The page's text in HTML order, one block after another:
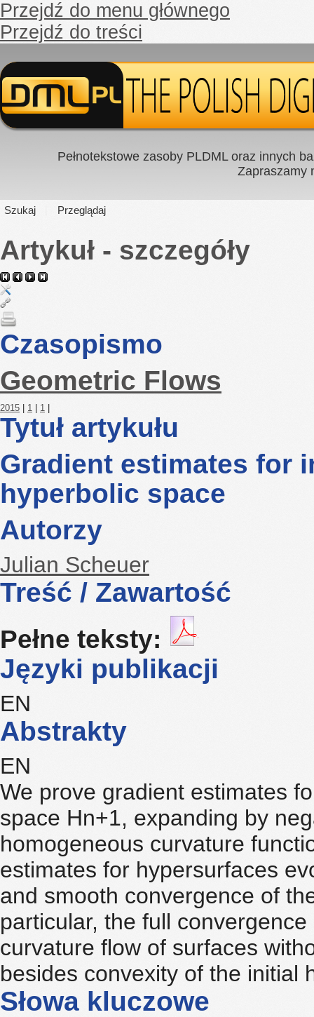
Przejdź do menu głównego
Przejdź do treści
Pełnotekstowe zasoby PLDML oraz innych
Zapraszamy
Szukaj Przeglądaj
Artykuł - szczegóły
Czasopismo
Geometric Flows
2015 1 1
Tytuł artykułu
Gradient estimates for
hyperbolic space
Autorzy
Julian Scheuer
Treść / Zawartość
Pełne teksty:
Języki publikacji
EN
Abstrakty
EN
We prove gradient estimates
space Hn+1, expanding by
homogeneous curvature
estimates for hypersurfaces
and smooth convergence of
particular, the full
curvature flow of surfaces
besides convexity of the initial
Słowa kluczowe